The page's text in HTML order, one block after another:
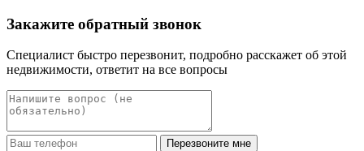
Закажите обратный звонок
Специалист быстро перезвонит, подробно расскажет об этой
недвижимости, ответит на все вопросы
Перезвоните мне